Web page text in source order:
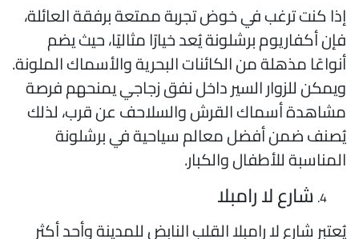
كنت ترغب في خوض تجربة ممتعة برفقة العائلة،
أكفاريوم برشلونة يُعد خيارًا مثاليًا، حيث يضم
مذهلة من الكائنات البحرية والأسماك الملونة.
للزوار السير داخل نفق زجاجي يمنحهم فرصة
أسماك القرش والسلاحف عن قرب، لذلك
ضمن أفضل معالم سياحية في برشلونة
للأطفال والكبار.
شارع لا رامبلا
شارع لا رامبلا القلب النابض للمدينة وأحد أكثر